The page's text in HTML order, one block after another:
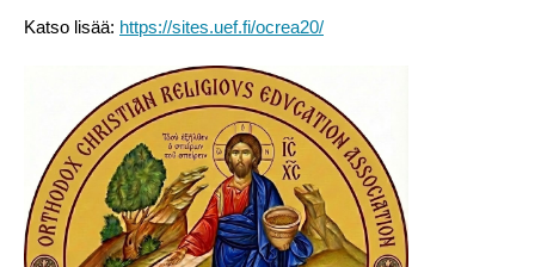
Katso lisää: https://sites.uef.fi/ocrea20/